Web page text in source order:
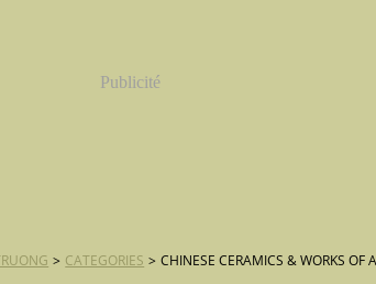
Publicité
> CATEGORIES > CHINESE CERAMICS & WORKS OF